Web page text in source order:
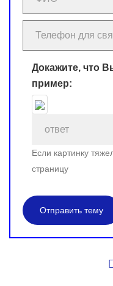
Докажите, что
пример:
Если картинку
страницу
Отправить тему